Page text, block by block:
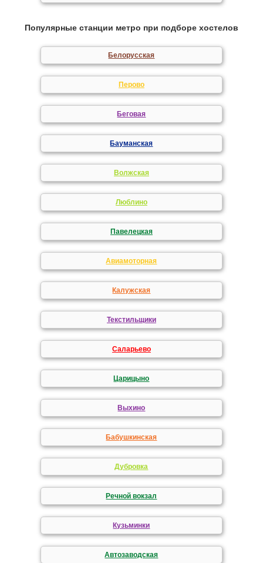
Популярные станции метро при подборе хостелов
Белорусская
Перово
Беговая
Бауманская
Волжская
Люблино
Павелецкая
Авиамоторная
Калужская
Текстильщики
Саларьево
Царицыно
Выхино
Бабушкинская
Дубровка
Речной вокзал
Кузьминки
Автозаводская